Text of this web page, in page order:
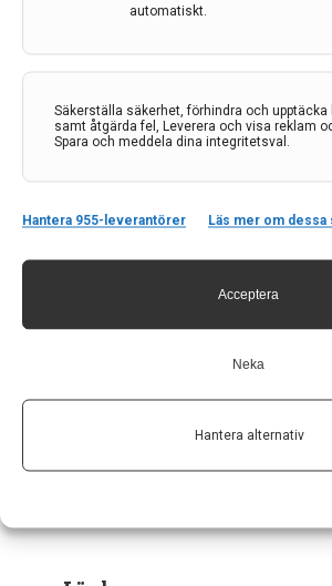
automatiskt.
Säkerställa säkerhet, förhindra och upptäcka
samt åtgärda fel, Leverera och visa reklam
Spara och meddela dina integritetsval.
Hantera 955-leverantörer Läs mer om dessa
Acceptera
Neka
Hantera alternativ
c/o Forskaren Office Hub
113 68 Stockholm